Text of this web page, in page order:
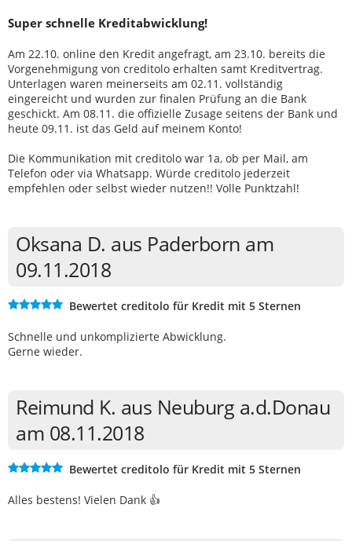
Super schnelle Kreditabwicklung!
Am 22.10. online den Kredit angefragt, am 23.10. bereits die
Vorgenehmigung von creditolo erhalten samt Kreditvertrag.
Unterlagen waren meinerseits am 02.11. vollständig
eingereicht und wurden zur finalen Prüfung an die Bank
geschickt. Am 08.11. die offizielle Zusage seitens der Bank und
heute 09.11. ist das Geld auf meinem Konto!
Die Kommunikation mit creditolo war 1a, ob per Mail, am
Telefon oder via Whatsapp. Würde creditolo jederzeit
empfehlen oder selbst wieder nutzen!! Volle Punktzahl!
Oksana D. aus Paderborn am
09.11.2018
Bewertet creditolo für Kredit mit 5 Sternen
Schnelle und unkomplizierte Abwicklung.
Gerne wieder.
Reimund K. aus Neuburg a.d.Donau
am 08.11.2018
Bewertet creditolo für Kredit mit 5 Sternen
Alles bestens! Vielen Dank 👍